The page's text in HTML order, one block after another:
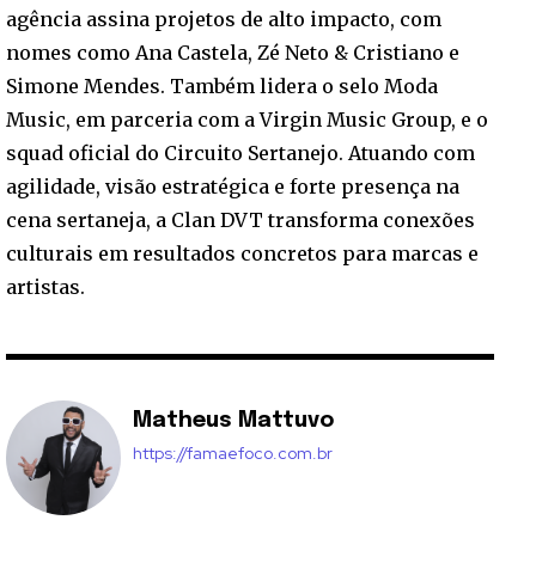
agência assina projetos de alto impacto, com
nomes como Ana Castela, Zé Neto & Cristiano e
Simone Mendes. Também lidera o selo Moda
Music, em parceria com a Virgin Music Group, e o
squad oficial do Circuito Sertanejo. Atuando com
agilidade, visão estratégica e forte presença na
cena sertaneja, a Clan DVT transforma conexões
culturais em resultados concretos para marcas e
artistas.
Matheus Mattuvo
https://famaefoco.com.br